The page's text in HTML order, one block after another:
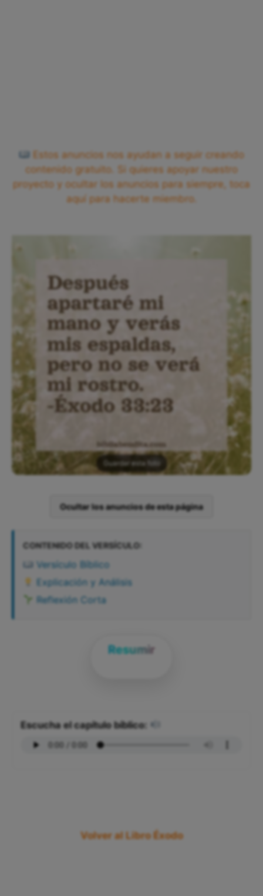
Estos anuncios nos ayudan a seguir creando
contenido gratuito. Si quieres apoyar nuestro
proyecto y ocultar los anuncios para siempre, toca
aquí para hacerte miembro.
Guardar esta foto
Ocultar los anuncios de esta página
CONTENIDO DEL VERSÍCULO:
Versículo Bíblico
Explicación y Análisis
Reflexión Corta
Resumir
Escucha el capítulo bíblico:
Volver al Libro Éxodo